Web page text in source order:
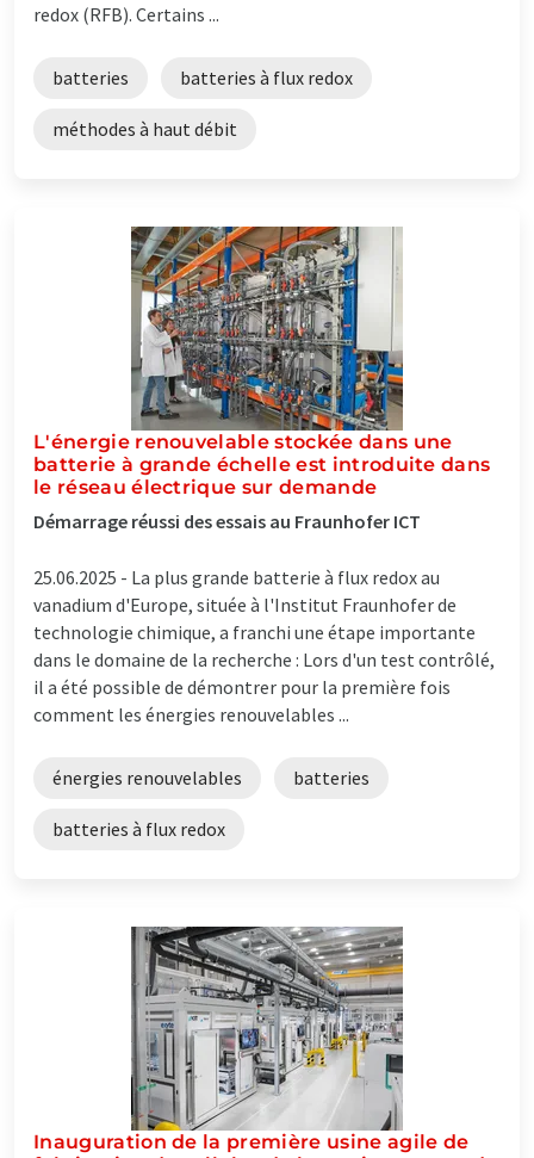
redox (RFB). Certains ...
batteries batteries à flux redox
méthodes à haut débit
L'énergie renouvelable stockée dans une
batterie à grande échelle est introduite dans
le réseau électrique sur demande
Démarrage réussi des essais au Fraunhofer ICT
25.06.2025 - La plus grande batterie à flux redox au
vanadium d'Europe, située à l'Institut Fraunhofer de
technologie chimique, a franchi une étape importante
dans le domaine de la recherche : Lors d'un test contrôlé,
il a été possible de démontrer pour la première fois
comment les énergies renouvelables ...
énergies renouvelables batteries
batteries à flux redox
Inauguration de la première usine agile de